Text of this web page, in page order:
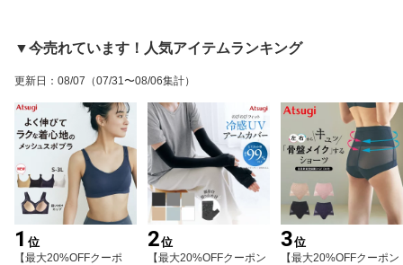
▼今売れています！人気アイテムランキング
更新日 ： 08/07 （07/31〜08/06集計）
1 位
【最大20%OFFクーポ
2位
【最大20%OFFクーポン
3位
【最大20%OFFクーポン